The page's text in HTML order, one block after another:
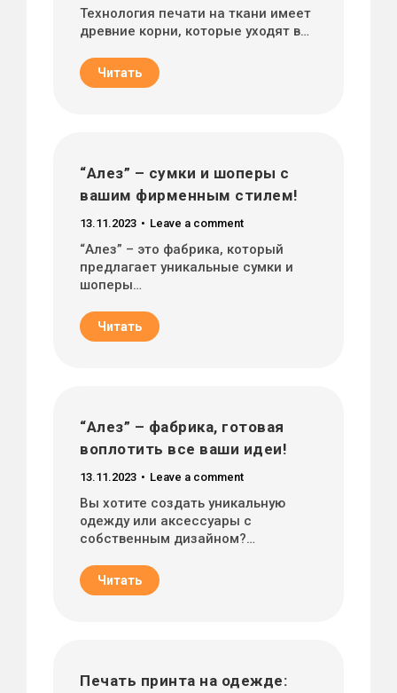
Технология печати на ткани имеет
древние корни, которые уходят в…
Читать
“Алез” – сумки и шоперы с
вашим фирменным стилем!
13.11.2023 Leave a comment
“Алез” – это фабрика, который
предлагает уникальные сумки и
шоперы…
Читать
“Алез” – фабрика, готовая
воплотить все ваши идеи!
13.11.2023 Leave a comment
Вы хотите создать уникальную
одежду или аксессуары с
собственным дизайном?…
Читать
Печать принта на одежде: